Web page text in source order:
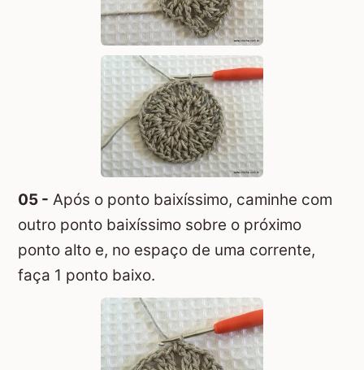
05 - Após o ponto baixíssimo, caminhe com
outro ponto baixíssimo sobre o próximo
ponto alto e, no espaço de uma corrente,
faça 1 ponto baixo.